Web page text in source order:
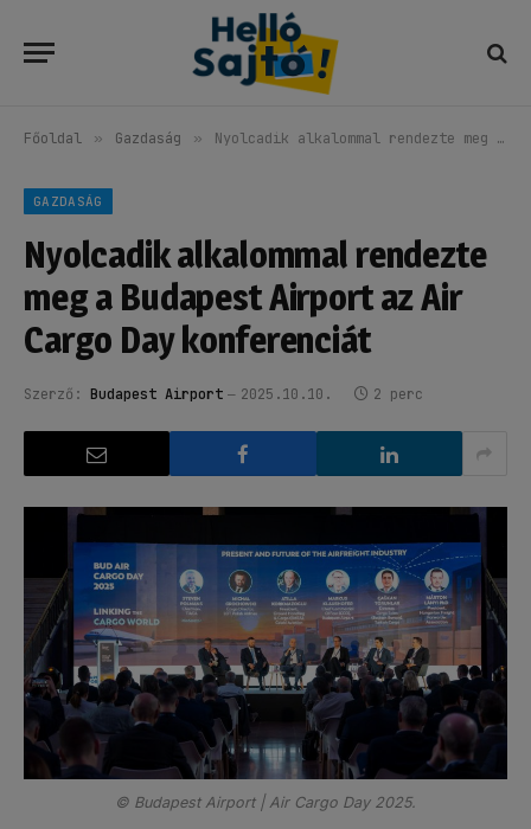
Főoldal » Gazdaság » Nyolcadik alkalommal rendezte meg a Budapest Airport az Air Cargo Day konferenciát
GAZDASÁG
Nyolcadik alkalommal rendezte
meg a Budapest Airport az Air
Cargo Day konferenciát
Szerző: Budapest Airport 2025.10.10. 2 perc
© Budapest Airport | Air Cargo Day 2025.